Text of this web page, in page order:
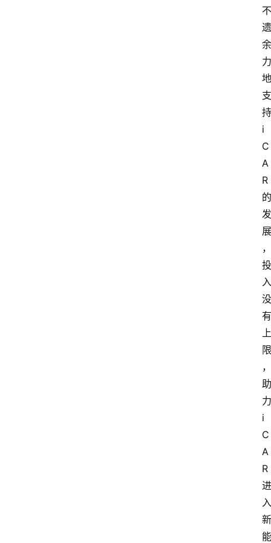
不
遗
余
力
地
支
持
i
C
A
R
的
发
展
，
投
入
没
有
上
限
，
助
力
i
C
A
R
进
入
新
能